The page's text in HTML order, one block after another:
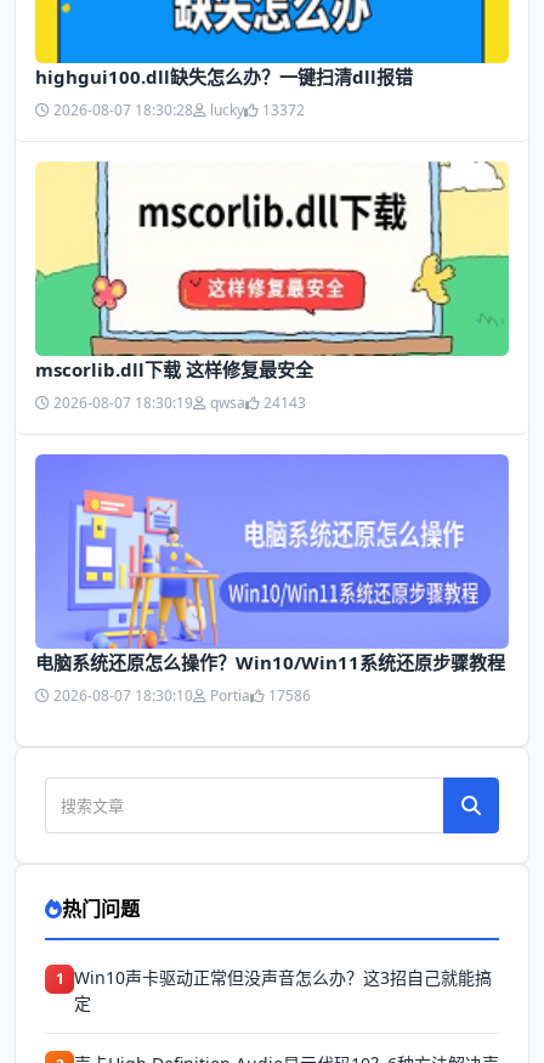
highgui100.dll缺失怎么办？一键扫清dll报错
2026-08-07 18:30:28 lucky 13372
mscorlib.dll下载 这样修复最安全
2026-08-07 18:30:19 qwsa 24143
电脑系统还原怎么操作？Win10/Win11系统还原步骤教程
2026-08-07 18:30:10 Portia 17586
热门问题
1 Win10声卡驱动正常但没声音怎么办？这3招自己就能搞
定